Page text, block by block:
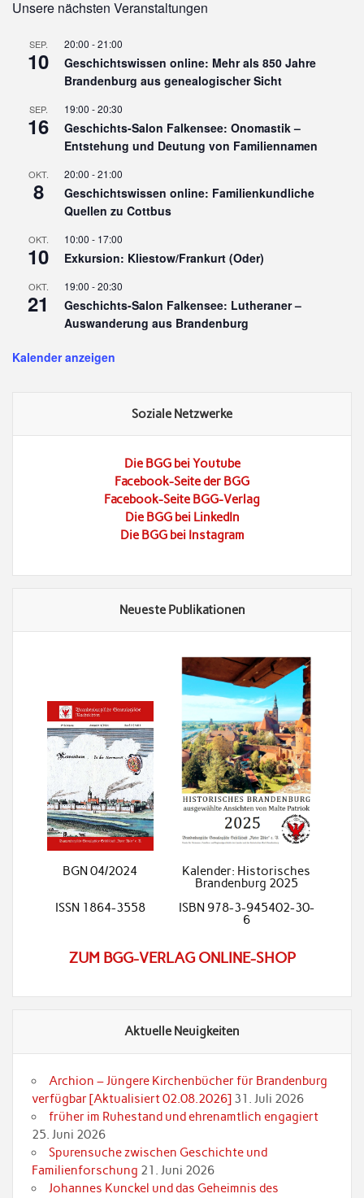
Unsere nächsten Veranstaltungen
SEP.
10
20:00 -21:00
Geschichtswissen online: Mehr als 850 Jahre
Brandenburg aus genealogischer Sicht
SEP.
16
19:00 -20:30
Geschichts-Salon Falkensee: Onomastik –
Entstehung und Deutung von Familiennamen
OKT.
8
20:00 -21:00
Geschichtswissen online: Familienkundliche
Quellen zu Cottbus
OKT.
10
10:00 - 17:00
Exkursion: Kliestow/Frankurt (Oder)
OKT.
21
19:00 -20:30
Geschichts-Salon Falkensee: Lutheraner –
Auswanderung aus Brandenburg
Kalender anzeigen
Soziale Netzwerke
Die BGG bei Youtube
Facebook-Seite der BGG
Facebook-Seite BGG-Verlag
Die BGG bei LinkedIn
Die BGG bei Instagram
Neueste Publikationen
BGN 04/2024
Kalender: Historisches
Brandenburg 2025
ISSN 1864-3558
ISBN 978-3-945402-30-
6
ZUM BGG-VERLAG ONLINE-SHOP
Aktuelle Neuigkeiten
Archion – Jüngere Kirchenbücher für Brandenburg
verfügbar [Aktualisiert 02.08.2026] 31. Juli 2026
früher im Ruhestand und ehrenamtlich engagiert
25. Juni 2026
Spurensuche zwischen Geschichte und
Familienforschung 21. Juni 2026
Johannes Kunckel und das Geheimnis des